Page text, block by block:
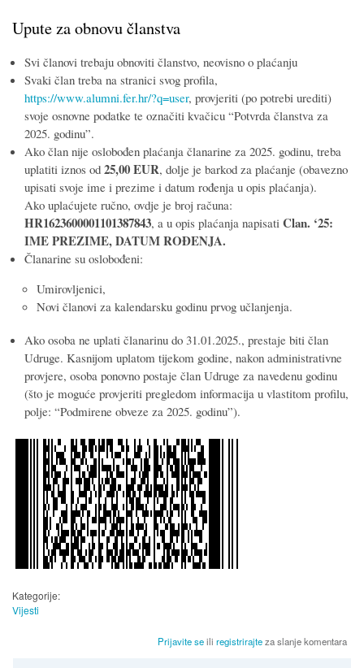
Upute za obnovu članstva
Svi članovi trebaju obnoviti članstvo, neovisno o plaćanju
Svaki član treba na stranici svog profila,
https://www.alumni.fer.hr/?q=user, provjeriti (po potrebi urediti)
svoje osnovne podatke te označiti kvačicu “Potvrda članstva za
2025. godinu”.
Ako član nije oslobođen plaćanja članarine za 2025. godinu, treba
uplatiti iznos od 25,00 EUR, dolje je barkod za plaćanje (obavezno
upisati svoje ime i prezime i datum rođenja u opis plaćanja).
Ako uplaćujete ručno, ovdje je broj računa:
HR1623600001101387843, a u opis plaćanja napisati Clan. ‘25:
IME PREZIME, DATUM ROĐENJA.
Članarine su oslobođeni:
Umirovljenici,
Novi članovi za kalendarsku godinu prvog učlanjenja.
Ako osoba ne uplati članarinu do 31.01.2025., prestaje biti član
Udruge. Kasnijom uplatom tijekom godine, nakon administrativne
provjere, osoba ponovno postaje član Udruge za navedenu godinu
(što je moguće provjeriti pregledom informacija u vlastitom profilu,
polje: “Podmirene obveze za 2025. godinu”).
Kategorije:
Vijesti
Prijavite seiliregistrirajteza slanje komentara